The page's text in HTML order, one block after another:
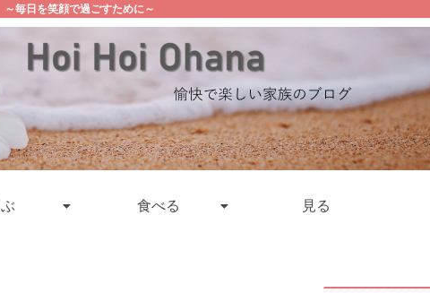
～毎日を笑顔で過ごすために～
食べる 見る